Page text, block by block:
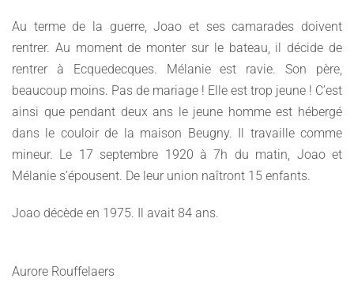
Au terme de la guerre, Joao et ses camarades doivent
rentrer. Au moment de monter sur le bateau, il décide de
rentrer à Ecquedecques. Mélanie est ravie. Son père,
beaucoup moins. Pas de mariage ! Elle est trop jeune ! C’est
ainsi que pendant deux ans le jeune homme est hébergé
dans le couloir de la maison Beugny. Il travaille comme
mineur. Le 17 septembre 1920 à 7h du matin, Joao et
Mélanie s’épousent. De leur union naîtront 15 enfants.
Joao décède en 1975. Il avait 84 ans.
Aurore Rouffelaers